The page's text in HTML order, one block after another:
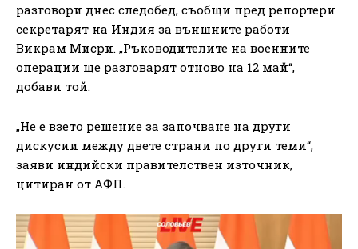
разговори днес следобед, съобщи пред репортери
секретарят на Индия за външните работи
Викрам Мисри. „Ръководителите на военните
операции ще разговарят отново на 12 май“,
добави той.
„Не е взето решение за започване на други
дискусии между двете страни по други теми“,
заяви индийски правителствен източник,
цитиран от АФП.